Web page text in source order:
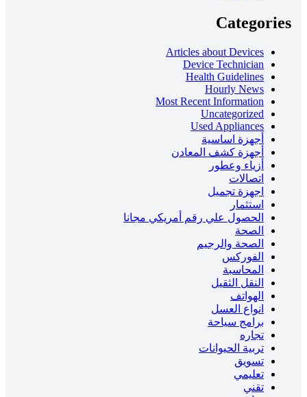
Categories
Articles about Devices
Device Technician
Health Guidelines
Hourly News
Most Recent Information
Uncategorized
Used Appliances
أجهزة اساسية
أجهزة كشف المعادن
أزياء وعطور
اتصالات
اجهزة تجميل
استثمار
الحصول علي رقم أمريكي مجانا
الصحة
الصحة والرجيم
الفوركس
المحاسبة
النقل الثقيل
الهواتف
انواع العسل
برامج سياحة
تجاره
تربية الحيوانات
تسويق
تعليمي
تقني